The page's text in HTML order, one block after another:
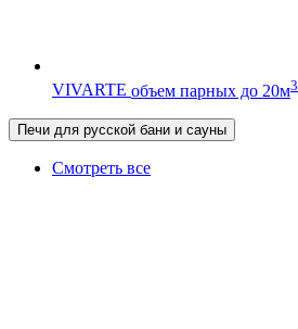
VIVARTE объем парных до 20м3
Печи для русской бани и сауны
Смотреть все